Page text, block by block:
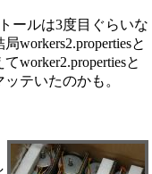
ールは3度目ぐらいな
workers2.propertiesと
worker2.propertiesと
テいたのかも。